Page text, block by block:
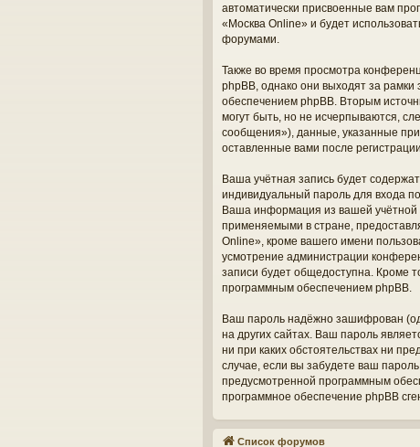
автоматически присвоенные вам
«Москва Online» и будет
форумами.
Также во время просмотра
phpBB, однако они выходят за
обеспечением phpBB. Вторым
могут быть, но не исчерпываются,
сообщения»), данные, указанные
оставленные вами после
Ваша учётная запись будет
индивидуальный пароль для входа
Ваша информация из вашей учётной
применяемыми в стране,
Online», кроме вашего имени
усмотрение администрации
записи будет общедоступна. Кроме
программным обеспечением phpBB.
Ваш пароль надёжно зашифрован
на других сайтах. Ваш пароль
ни при каких обстоятельствах ни
случае, если вы забудете ваш
предусмотренной программным
программное обеспечение phpBB
Список форумов